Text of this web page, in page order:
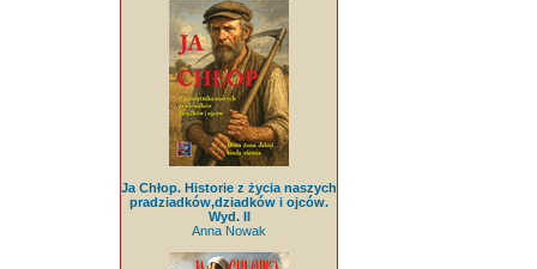
Ja Chłop. Historie z życia naszych
pradziadków,dziadków i ojców.
Wyd. II
Anna Nowak